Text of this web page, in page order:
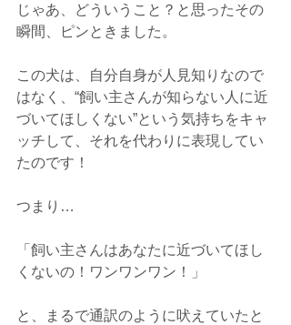
じゃあ、どういうこと？と思ったその
瞬間、ピンときました。
この犬は、自分自身が人見知りなので
はなく、“飼い主さんが知らない人に近
づいてほしくない”という気持ちをキャ
ッチして、それを代わりに表現してい
たのです！
つまり…
「飼い主さんはあなたに近づいてほし
くないの！ワンワンワン！」
と、まるで通訳のように吠えていたと